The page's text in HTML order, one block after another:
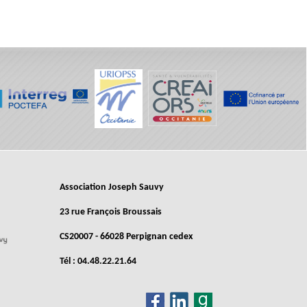
Association Joseph Sauvy
23 rue François Broussais
CS20007 - 66028 Perpignan cedex
Tél : 04.48.22.21.64